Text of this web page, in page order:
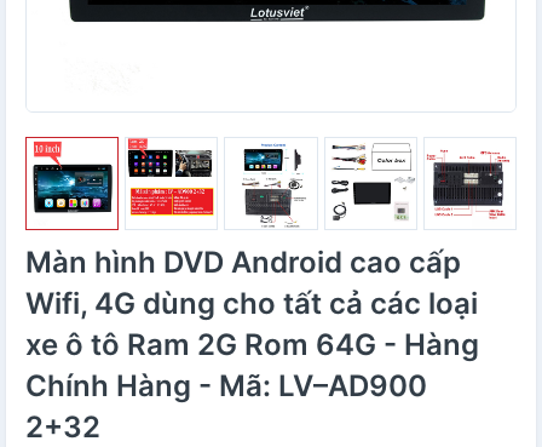
Màn hình DVD Android cao cấp
Wifi, 4G dùng cho tất cả các loại
xe ô tô Ram 2G Rom 64G - Hàng
Chính Hàng - Mã: LV–AD900
2+32